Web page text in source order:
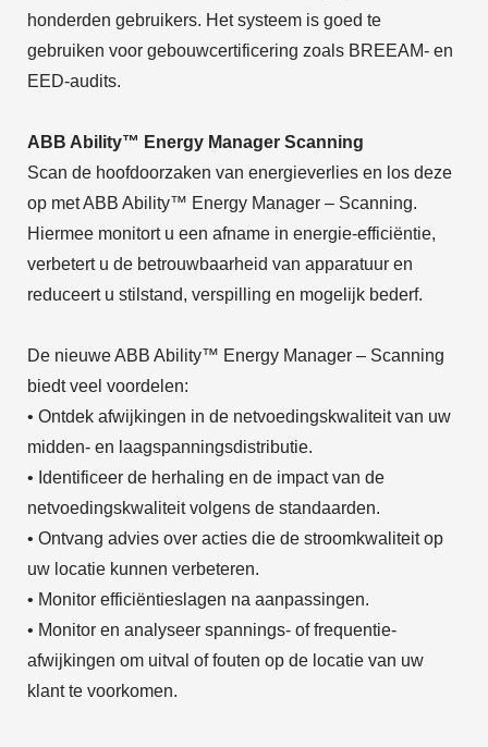
honderden gebruikers. Het systeem is goed te
gebruiken voor gebouwcertificering zoals BREEAM- en
EED-audits.
ABB Ability™ Energy Manager Scanning
Scan de hoofdoorzaken van energieverlies en los deze
op met ABB Ability™ Energy Manager – Scanning.
Hiermee monitort u een afname in energie-efficiëntie,
verbetert u de betrouwbaarheid van apparatuur en
reduceert u stilstand, verspilling en mogelijk bederf.
De nieuwe ABB Ability™ Energy Manager – Scanning
biedt veel voordelen:
• Ontdek afwijkingen in de netvoedingskwaliteit van uw
midden- en laagspanningsdistributie.
• Identificeer de herhaling en de impact van de
netvoedingskwaliteit volgens de standaarden.
• Ontvang advies over acties die de stroomkwaliteit op
uw locatie kunnen verbeteren.
• Monitor efficiëntieslagen na aanpassingen.
• Monitor en analyseer spannings- of frequentie-
afwijkingen om uitval of fouten op de locatie van uw
klant te voorkomen.